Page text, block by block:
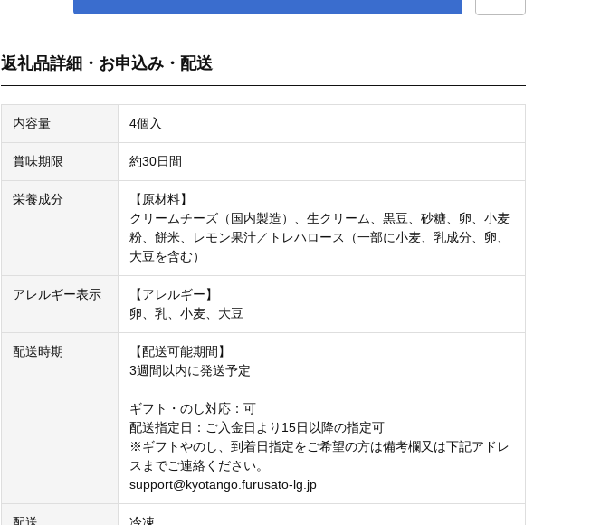
返礼品詳細・お申込み・配送
内容量 4個入
賞味期限 約30日間
栄養成分
【原材料】
クリームチーズ（国内製造）、生クリーム、黒豆、砂糖、卵、小麦
粉、餅米、レモン果汁／トレハロース（一部に小麦、乳成分、卵、
大豆を含む）
アレルギー表示
【アレルギー】
卵、乳、小麦、大豆
配送時期
【配送可能期間】
3週間以内に発送予定
ギフト・のし対応：可
配送指定日：ご入金日より15日以降の指定可
※ギフトやのし、到着日指定をご希望の方は備考欄又は下記アドレ
スまでご連絡ください。
support@kyotango.furusato-lg.jp